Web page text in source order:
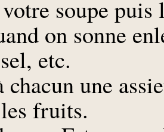
soupe puis
on sonne
etc.
une
fruits.